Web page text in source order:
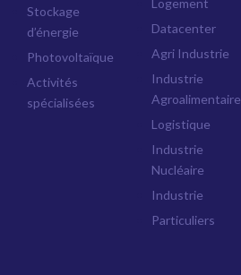
Stockage
d’énergie
Photovoltaïque
Activités
spécialisées
Logement
Datacenter
Agri Industrie
Industrie
Agroalimentaire
Logistique
Industrie
Nucléaire
Industrie
Particuliers